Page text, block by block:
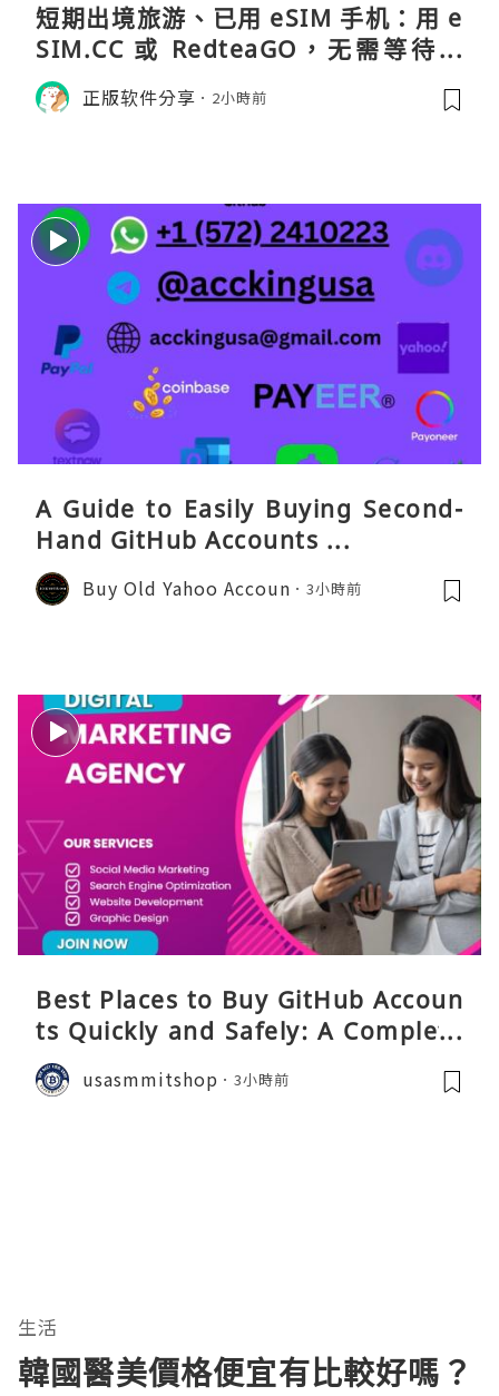
短期出境旅游、已用 eSIM 手机：用 e
SIM.CC 或 RedteaGO，无需等待收
货。需要“当地号码 + 通话短信”（如
打车、外卖、客户联络）：优先 Redt
正版软件分享 2小時前
A Guide to Easily Buying Second-
Hand GitHub Accounts ...
Buy Old Yahoo Accoun 3小時前
Best Places to Buy GitHub Accoun
ts Quickly and Safely: A Complete
Guide
usasmmitshop 3小時前
生活
韓國醫美價格便宜有比較好嗎？